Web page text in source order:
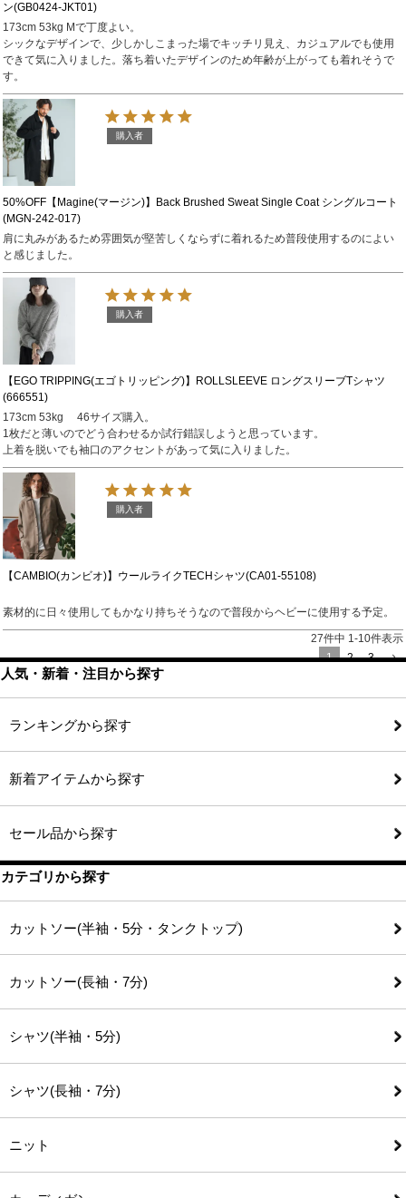
ン(GB0424-JKT01)
173cm 53kg Mで丁度よい。
シックなデザインで、少しかしこまった場でキッチリ見え、カジュアルでも使用
できて気に入りました。落ち着いたデザインのため年齢が上がっても着れそうで
す。
50%OFF【Magine(マージン)】Back Brushed Sweat Single Coat シングルコート
(MGN-242-017)
購入者
肩に丸みがあるため雰囲気が堅苦しくならずに着れるため普段使用するのによい
と感じました。
【EGO TRIPPING(エゴトリッピング)】ROLLSLEEVE ロングスリーブTシャツ
(666551)
購入者
173cm 53kg 　46サイズ購入。
1枚だと薄いのでどう合わせるか試行錯誤しようと思っています。
上着を脱いでも袖口のアクセントがあって気に入りました。
【CAMBIO(カンビオ)】ウールライクTECHシャツ(CA01-55108)
購入者
素材的に日々使用してもかなり持ちそうなので普段からヘビーに使用する予定。
27件中 1-10件表示
1
2 3
人気・新着・注目から探す
ランキングから探す
新着アイテムから探す
セール品から探す
カテゴリから探す
カットソー(半袖・5分・タンクトップ)
カットソー(長袖・7分)
シャツ(半袖・5分)
シャツ(長袖・7分)
ニット